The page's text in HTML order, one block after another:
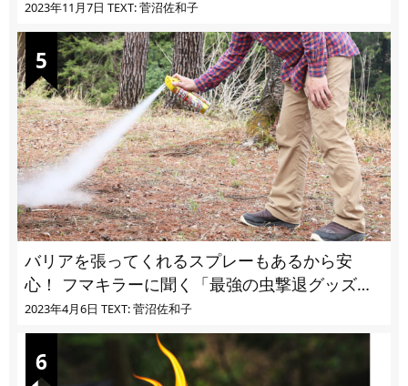
ユ・ヌカカ】
2023年11月7日 TEXT: 菅沼佐和子
バリアを張ってくれるスプレーもあるから安
心！ フマキラーに聞く「最強の虫撃退グッズ
vol.4」【キャンプサイトで使う虫よけ】
2023年4月6日 TEXT: 菅沼佐和子